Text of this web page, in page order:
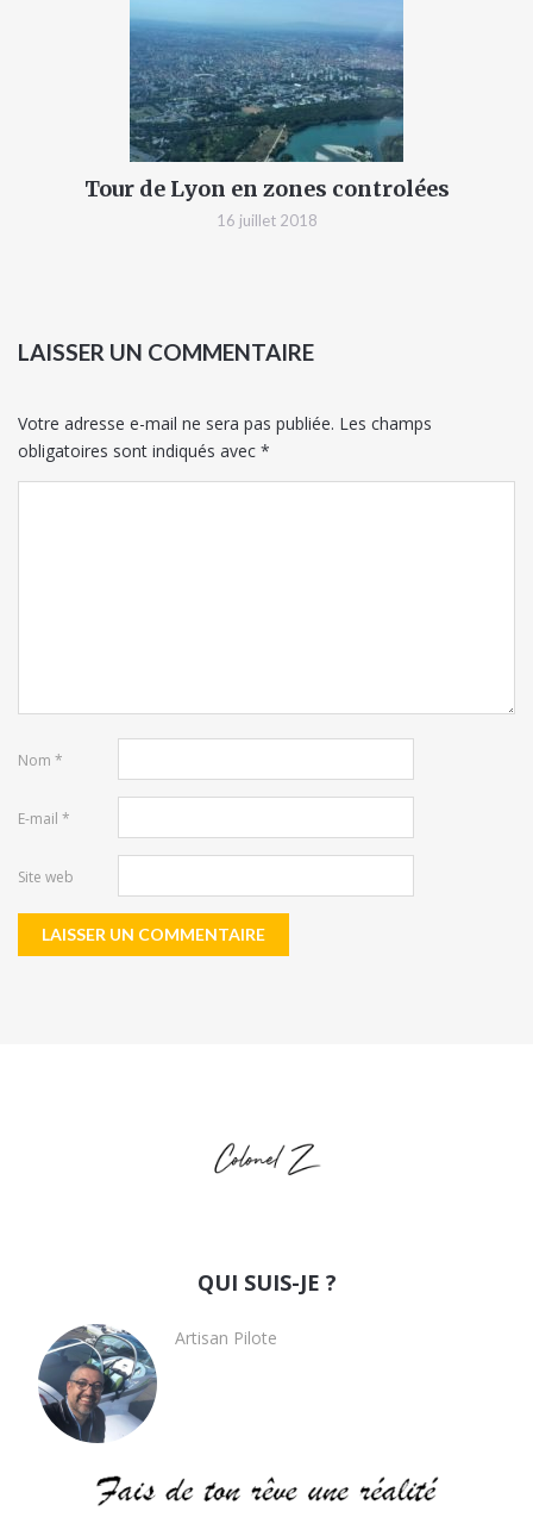
Tour de Lyon en zones controlées
16 juillet 2018
LAISSER UN COMMENTAIRE
Votre adresse e-mail ne sera pas publiée. Les champs
obligatoires sont indiqués avec *
Nom *
E-mail *
Site web
QUI SUIS-JE ?
Artisan Pilote